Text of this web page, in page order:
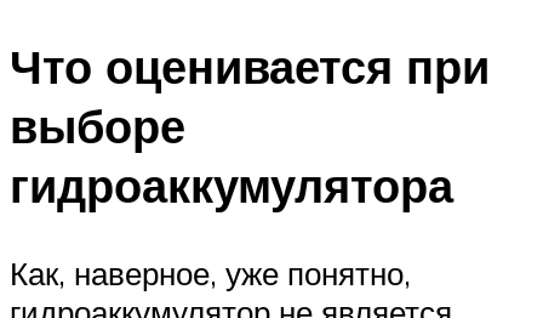
Что оценивается при
выборе
гидроаккумулятора
Как, наверное, уже понятно,